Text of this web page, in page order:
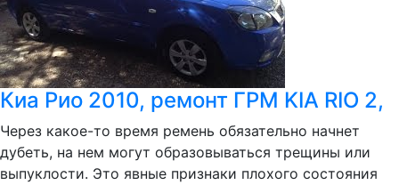
Киа Рио 2010, ремонт ГРМ KIA RIO 2,
Через какое-то время ремень обязательно начнет
дубеть, на нем могут образовываться трещины или
выпуклости. Это явные признаки плохого состояния